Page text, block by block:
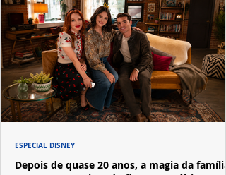
Depois de quase 20 anos, a magia da família
ESPECIAL DISNEY